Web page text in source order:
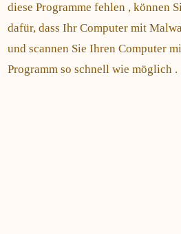
diese Programme fehlen , können
dafür, dass Ihr Computer mit
und scannen Sie Ihren Computer
Programm so schnell wie möglich .